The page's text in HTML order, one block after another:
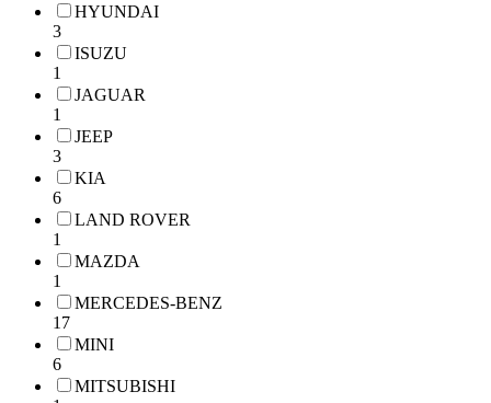
HYUNDAI
3
ISUZU
1
JAGUAR
1
JEEP
3
KIA
6
LAND ROVER
1
MAZDA
1
MERCEDES-BENZ
17
MINI
6
MITSUBISHI